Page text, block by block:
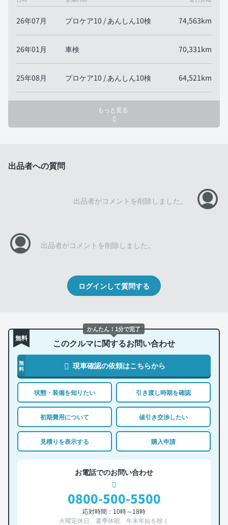
26年07月 プロケア10 / あんしん10検 74,563km
26年01月 車検 70,331km
25年08月 プロケア10 / あんしん10検 64,521km
もっと見る
出品者への質問
出品者がコメントを削除しました。
出品者がコメントを削除しました。
ログインして質問する
無料 このクルマに関するお問い合わせ
無
料
現車確認の依頼はこちらから
状態・装備を知りたい 引き渡し時期を確認
初期費用について 値引き交渉したい
見積りを表示する 購入申請
お電話でのお問い合わせ
0800-500-5500
応対時間：10時～18時
火曜定休日、夏季休暇、年末年始を除く
かんたん！1分で完了